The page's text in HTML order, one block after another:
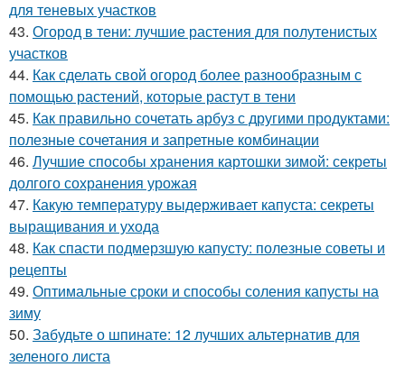
для теневых участков
43. Огород в тени: лучшие растения для полутенистых
участков
44. Как сделать свой огород более разнообразным с
помощью растений, которые растут в тени
45. Как правильно сочетать арбуз с другими продуктами:
полезные сочетания и запретные комбинации
46. Лучшие способы хранения картошки зимой: секреты
долгого сохранения урожая
47. Какую температуру выдерживает капуста: секреты
выращивания и ухода
48. Как спасти подмерзшую капусту: полезные советы и
рецепты
49. Оптимальные сроки и способы соления капусты на
зиму
50. Забудьте о шпинате: 12 лучших альтернатив для
зеленого листа